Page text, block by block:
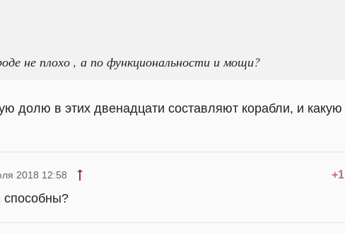
не плохо , а по функциональности и мощи?
долю в этих двенадцати составляют корабли, и какую
+1
2018 12:58
способны?